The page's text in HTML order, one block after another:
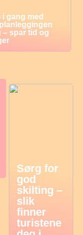
i gang med
– spar tid og
Sørg for
god
skilting –
slik
finner
turistene